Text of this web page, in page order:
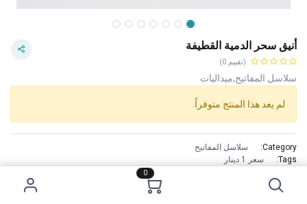
0
أنيق سحر الدمية القطيفة
(تقييم 0)
سلاسل المفاتيح,ميداليات
لم يعد هذا المنتج متوفراً.
Category:
سلاسل المفاتيح
Tags:
سعر 1 دينار
ضمان ارجاع الأموال خلال 7 أيام